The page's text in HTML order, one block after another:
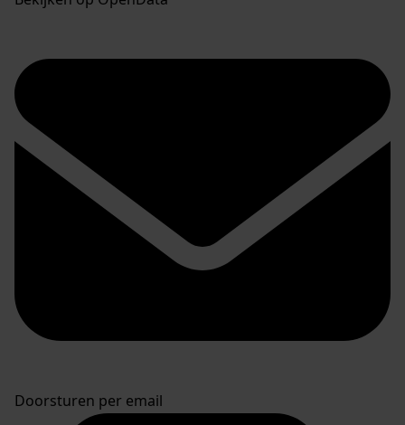
Doorsturen per email